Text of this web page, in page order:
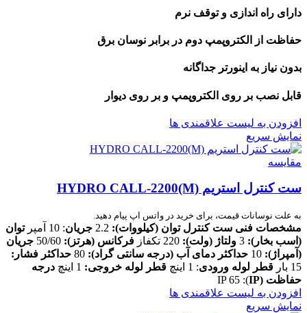
دارای راه اندازی و توقف نرم
حفاظت از الکتروپمپ دوم در برابر نوسان برق
بدون نیاز به اینورتر جداگانه
قابل نصب بر روی الکتروپمپ و بر روی دیوار
افزودن به لیست علاقمندی ها
نمایش سریع
مقایسه
ست کنترل استریم HYDRO CALL-2200(M)
به علت نوسانات قیمت، برای خرید در واتس اپ پیام دهید.
مشخصات فنی ست کنترل توان (کیلووات): جریان: 10 آمپر
توان
(اسب بخار):
ولتاژ (ولت): فرکانس (هرتز):
جریان
(آمپراژ):
حداکثر دمای آب (درجه سانتی گراد):
حداکثر فشار:
15 بار
قطر لوله ورودی: 1 اینچ قطر لوله خروجی:
درجه
حفاظت (IP
): IP 65
افزودن به لیست علاقمندی ها
نمایش سریع